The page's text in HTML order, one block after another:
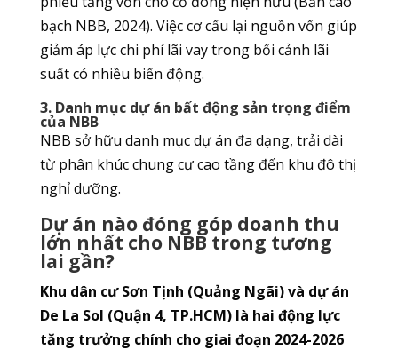
bạch NBB, 2024). Việc cơ cấu lại nguồn vốn giúp
giảm áp lực chi phí lãi vay trong bối cảnh lãi
suất có nhiều biến động.
3. Danh mục dự án bất động sản trọng điểm
của NBB
NBB sở hữu danh mục dự án đa dạng, trải dài
từ phân khúc chung cư cao tầng đến khu đô thị
nghỉ dưỡng.
Dự án nào đóng góp doanh thu
lớn nhất cho NBB trong tương
lai gần?
Khu dân cư Sơn Tịnh (Quảng Ngãi) và dự án
De La Sol (Quận 4, TP.HCM) là hai động lực
tăng trưởng chính cho giai đoạn 2024-2026